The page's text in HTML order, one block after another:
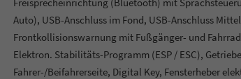
Auto), USB-Anschluss im Fond, USB-Anschluss
Frontkollisionswarnung mit Fußgänger- und
Elektron. Stabilitäts-Programm (ESP / ESC),
Fahrer-/Beifahrerseite, Digital Key, Fensterheber